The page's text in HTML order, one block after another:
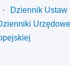
Dziennik Ustaw
Urzędowe